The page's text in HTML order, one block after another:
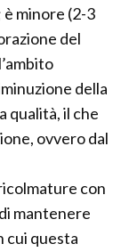
minore (2-3
del
della
qualità, il che
ovvero dal
con
mantenere
cui questa